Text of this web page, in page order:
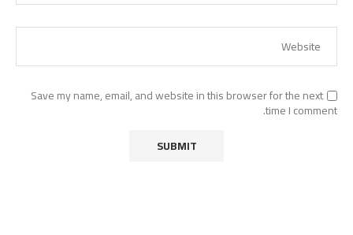
Save my name, email, and website in this browser for the next
time I comment.